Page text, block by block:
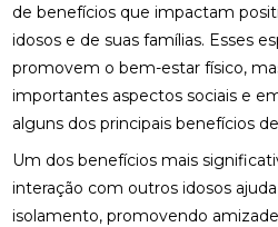
de benefícios que impactam
idosos e de suas famílias. Esses
promovem o bem-estar físico,
importantes aspectos sociais e
alguns dos principais benefícios
Um dos benefícios mais
interação com outros idosos
isolamento, promovendo